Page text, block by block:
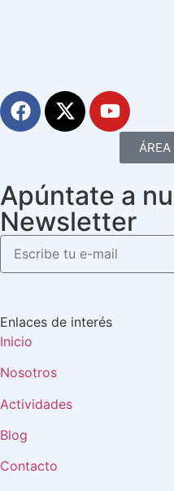
Apúntate a
Newsletter
Enlaces de interés
Inicio
Nosotros
Actividades
Blog
Contacto